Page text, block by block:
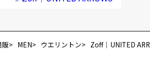
MEN ウエリントン Zoff｜UNITED